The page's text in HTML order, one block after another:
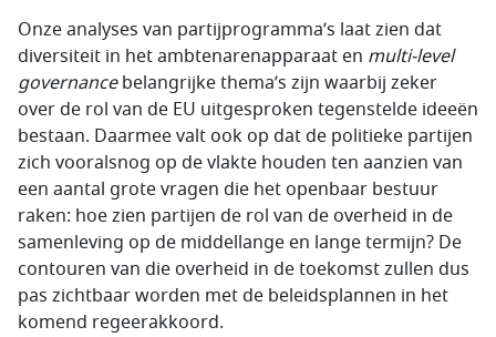
Onze analyses van partijprogramma’s laat zien dat
diversiteit in het ambtenarenapparaat en multi-level
governancebelangrijke thema’s zijn waarbij zeker
over de rol van de EU uitgesproken tegenstelde ideeën
bestaan. Daarmee valt ook op dat de politieke partijen
zich vooralsnog op de vlakte houden ten aanzien van
een aantal grote vragen die het openbaar bestuur
raken: hoe zien partijen de rol van de overheid in de
samenleving op de middellange en lange termijn? De
contouren van die overheid in de toekomst zullen dus
pas zichtbaar worden met de beleidsplannen in het
komend regeerakkoord.